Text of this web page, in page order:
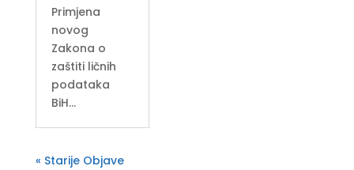
Primjena
novog
Zakona o
zaštiti ličnih
podataka
BiH…
« Starije Objave